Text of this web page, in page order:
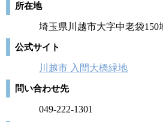
所在地
埼玉県川越市大字中老袋150
公式サイト
川越市 入間大橋緑地
問い合わせ先
049-222-1301